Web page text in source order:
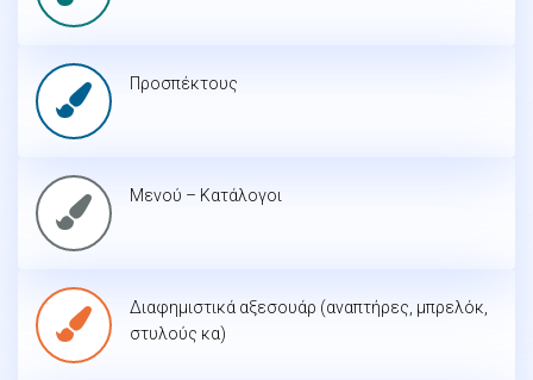
Προσπέκτους
Μενού – Κατάλογοι
Διαφημιστικά αξεσουάρ (αναπτήρες, μπρελόκ,
στυλούς κα)